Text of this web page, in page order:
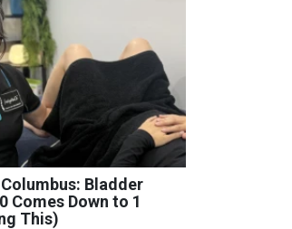
Bladder
Comes Down to 1
This)